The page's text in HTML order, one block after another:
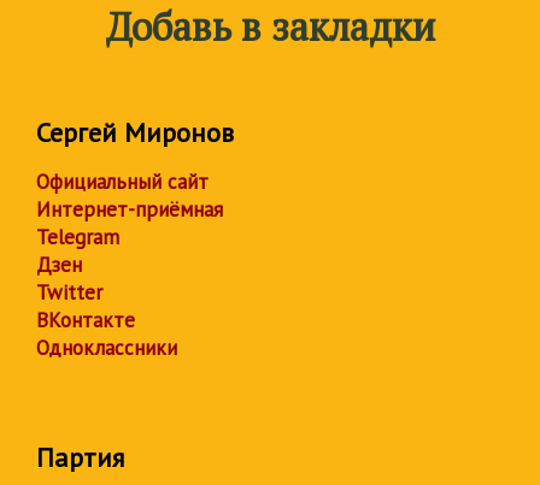
Добавь в закладки
Сергей Миронов
Официальный сайт
Интернет-приёмная
Telegram
Дзен
Twitter
ВКонтакте
Одноклассники
Партия